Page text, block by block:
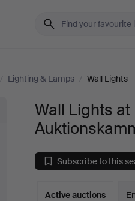
/ Lighting & Lamps / Wall Lights
Wall Lights
Subscribe to this
Active auctions